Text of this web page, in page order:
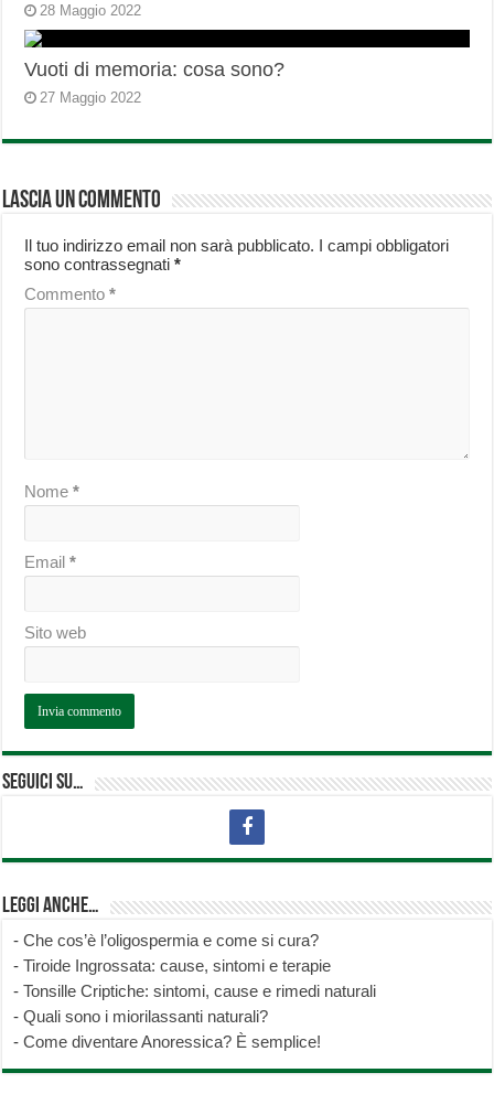
28 Maggio 2022
Vuoti di memoria: cosa sono?
27 Maggio 2022
Lascia un commento
Il tuo indirizzo email non sarà pubblicato. I campi obbligatori
sono contrassegnati*
Commento*
Nome*
Email*
Sito web
Seguici su…
Leggi anche…
-Che cos’è l’oligospermia e come si cura?
-Tiroide Ingrossata: cause, sintomi e terapie
-Tonsille Criptiche: sintomi, cause e rimedi naturali
-Quali sono i miorilassanti naturali?
-Come diventare Anoressica? È semplice!